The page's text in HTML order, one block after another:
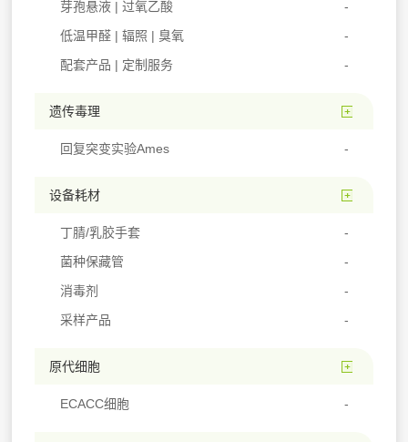
芽孢悬液 | 过氧乙酸
低温甲醛 | 辐照 | 臭氧
配套产品 | 定制服务
遗传毒理
回复突变实验Ames
设备耗材
丁腈/乳胶手套
菌种保藏管
消毒剂
采样产品
原代细胞
ECACC细胞